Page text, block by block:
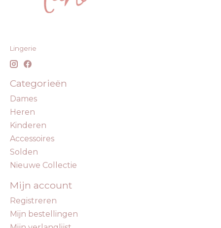
Lingerie
Categorieën
Dames
Heren
Kinderen
Accessoires
Solden
Nieuwe Collectie
Mijn account
Registreren
Mijn bestellingen